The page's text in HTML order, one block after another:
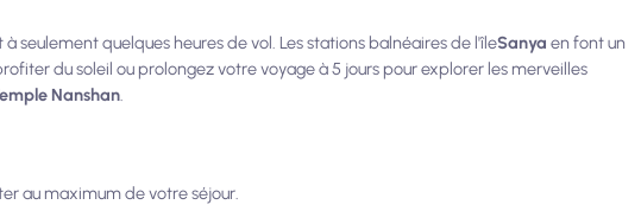
à seulement quelques heures de vol. Les stations balnéaires de l'îleSanya en font un
du soleil ou prolongez votre voyage à 5 jours pour explorer les merveilles
Nanshan.
au maximum de votre séjour.